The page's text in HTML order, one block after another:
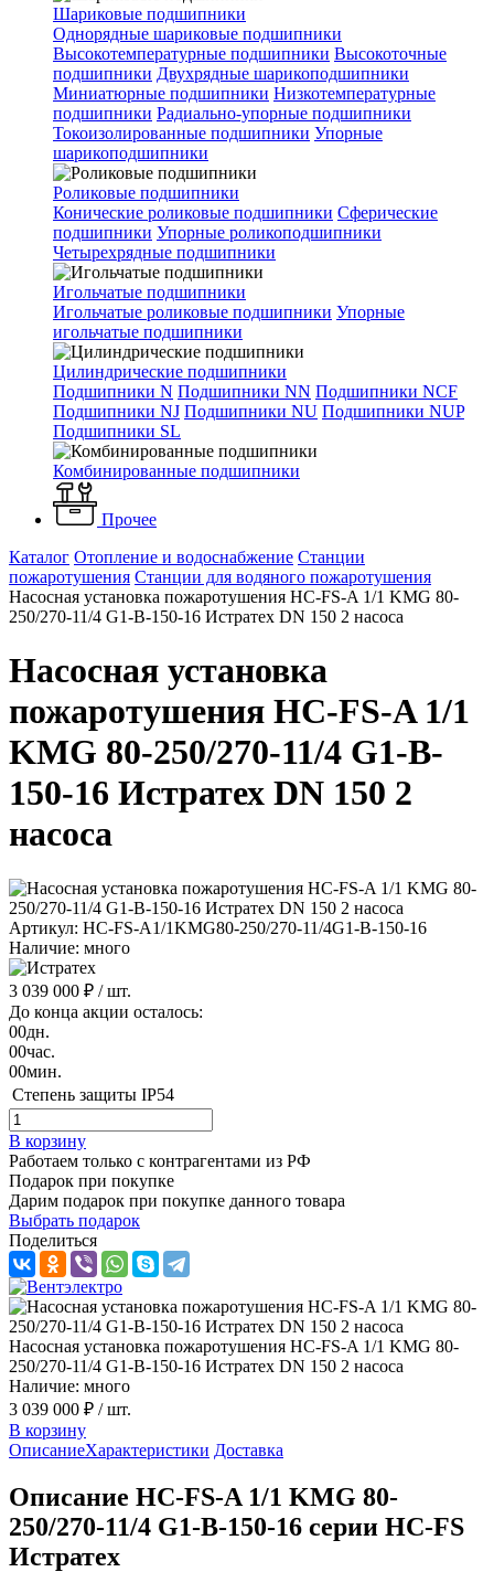
Шариковые подшипники
Однорядные шариковые подшипники
Высокотемпературные подшипники Высокоточные
подшипники Двухрядные шарикоподшипники
Миниатюрные подшипники Низкотемпературные
подшипники Радиально-упорные подшипники
Токоизолированные подшипники Упорные
шарикоподшипники
Роликовые подшипники
Конические роликовые подшипники Сферические
подшипники Упорные роликоподшипники
Четырехрядные подшипники
Игольчатые подшипники
Игольчатые роликовые подшипники Упорные
игольчатые подшипники
Цилиндрические подшипники
Подшипники N Подшипники NN Подшипники NCF
Подшипники NJ Подшипники NU Подшипники NUP
Подшипники SL
Комбинированные подшипники
Прочее
Каталог Отопление и водоснабжение Станции
пожаротушения Станции для водяного пожаротушения
Насосная установка пожаротушения HC-FS-A 1/1 KMG 80-
250/270-11/4 G1-B-150-16 Истратех DN 150 2 насоса
Насосная установка
пожаротушения HC-FS-A 1/1
KMG 80-250/270-11/4 G1-B-
150-16 Истратех DN 150 2
насоса
Артикул: HC-FS-A1/1KMG80-250/270-11/4G1-B-150-16
Наличие: много
3 039 000 ₽ / шт.
До конца акции осталось:
00дн.
00час.
00мин.
Степень защиты IP54
В корзину
Работаем только с контрагентами из РФ
Подарок при покупке
Дарим подарок при покупке данного товара
Выбрать подарок
Поделиться
Насосная установка пожаротушения HC-FS-A 1/1 KMG 80-
250/270-11/4 G1-B-150-16 Истратех DN 150 2 насоса
Наличие: много
3 039 000 ₽ / шт.
В корзину
ОписаниеХарактеристики Доставка
Описание HC-FS-A 1/1 KMG 80-
250/270-11/4 G1-B-150-16 серии HC-FS
Истратех